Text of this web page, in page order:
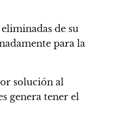
de su
para la
solución al
genera tener el